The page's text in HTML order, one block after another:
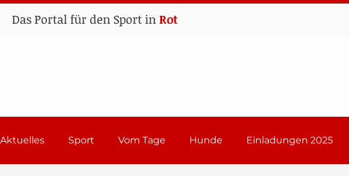
Das Portal für den Sport inRot
Aktuelles Sport Vom Tage Hunde Einladungen 2025